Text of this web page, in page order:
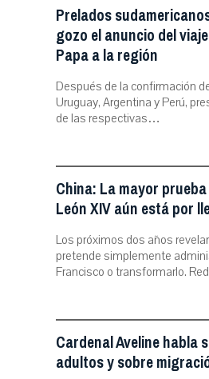
Prelados
gozo el anuncio del
Papa a la región
Después de la confirmación
Uruguay, Argentina y Perú,
de las respectivas…
China: La mayor
León XIV aún está por
Los próximos dos años
pretende simplemente
Francisco o transformarlo.
Cardenal Aveline habla
adultos y sobre